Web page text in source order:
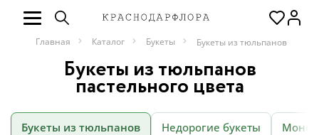
Главная Каталог Букеты Букеты из тюльпанов
Букеты из тюльпанов
пастельного цвета
Букеты из тюльпанов Недорогие букеты